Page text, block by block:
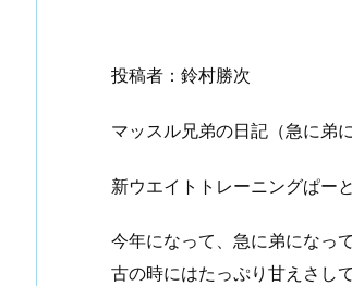
投稿者：鈴村勝次
マッスル兄弟の日記（急に弟
新ウエイトトレーニングぱー
今年になって、急に弟になっ
古の時にはたっぷり甘えさし